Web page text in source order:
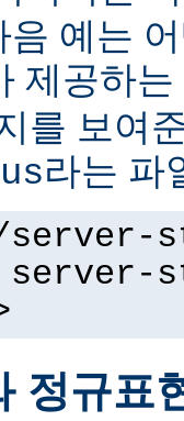
음 예는
제공하
를 보여
라는 파
server-
정규표